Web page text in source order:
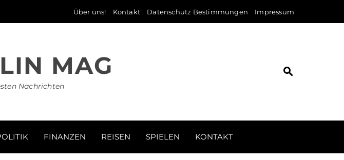
Über uns! Kontakt Datenschutz Bestimmungen Impressum
MAG
Nachrichten
FINANZEN REISEN SPIELEN KONTAKT